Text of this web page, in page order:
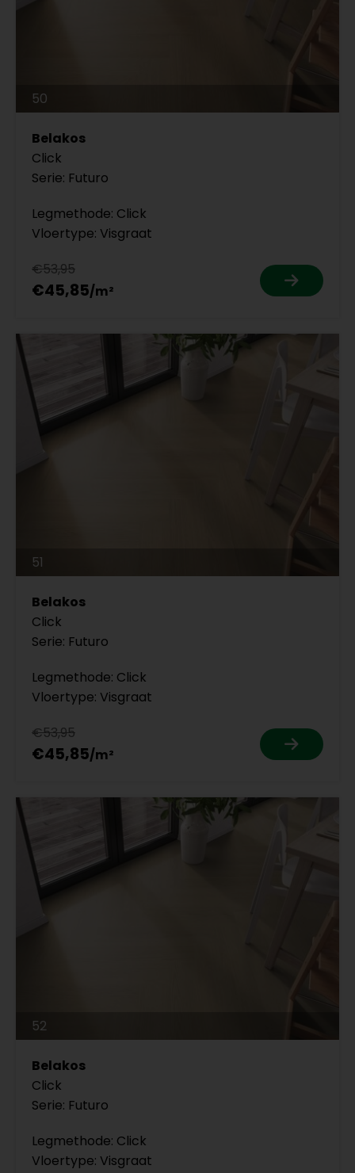
50
Belakos
Click
Serie: Futuro
Legmethode: Click
Vloertype: Visgraat
€53,95
€45,85
51
Belakos
Click
Serie: Futuro
Legmethode: Click
Vloertype: Visgraat
€53,95
€45,85
52
Belakos
Click
Serie: Futuro
Legmethode: Click
Vloertype: Visgraat